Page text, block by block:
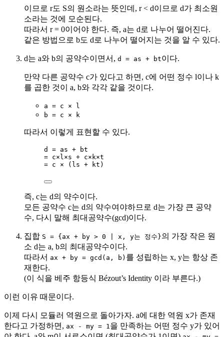
이므로 r도 S의 원소라는 뜻인데, r < d이므로 d가 최소원
소라는 것에 모순된다.
따라서 r = 0이어야 한다. 즉, a는 d로 나누어 떨어진다.
같은 방법으로 b도 d로 나누어 떨어지는 것을 알 수 있다.
d는 a와 b의 공약수이면서, d = as + bt이다.
만약 다른 공약수 c가 있다고 하면, c에 어떤 정수 l이나 k
를 곱한 것이 a, b와 각각 같을 것이다.
a = c × l
b = c × k
따라서 이렇게 표현할 수 있다.
d = as + bt
= c×l×s + c×k×t
= c × (ls + kt)
즉, c는 d의 약수이다.
모든 공약수 c는 d의 약수여야하므로 d는 가장 큰 공약
수, 다시 말해 최대공약수(gcd)이다.
집합 S = {ax + by > 0 | x, y는 정수}의 가장 작은 원
소 d는 a, b의 최대공약수이다.
따라서 ax + by = gcd(a, b) 를 성립하는 x, y는 항상 존
재한다.
(이 식을 베주 항등식 Bézout’s Identity 이라 부른다.)
이런 이유 때문이다.
이제 다시 모듈러 역원으로 돌아가자. a에 대한 역원 x가 존재
한다고 가정하면, ax - my = 1을 만족하는 어떤 정수 y가 있어